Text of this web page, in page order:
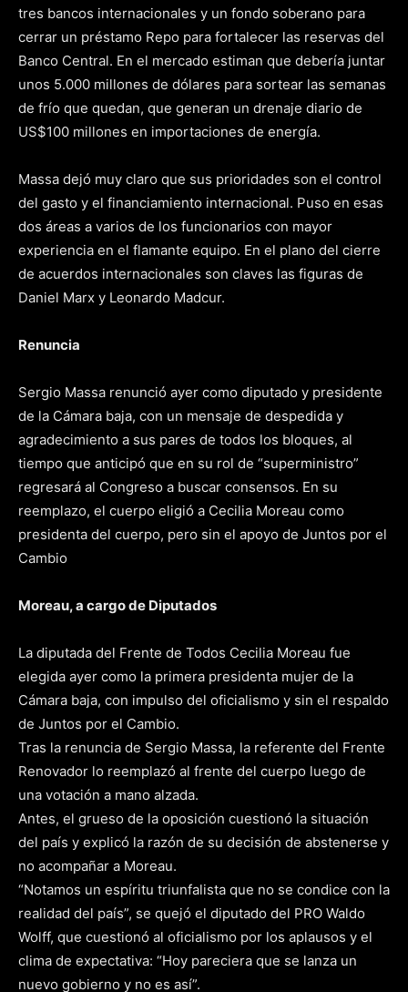
tres bancos internacionales y un fondo soberano para
cerrar un préstamo Repo para fortalecer las reservas del
Banco Central. En el mercado estiman que debería juntar
unos 5.000 millones de dólares para sortear las semanas
de frío que quedan, que generan un drenaje diario de
US$100 millones en importaciones de energía.
Massa dejó muy claro que sus prioridades son el control
del gasto y el financiamiento internacional. Puso en esas
dos áreas a varios de los funcionarios con mayor
experiencia en el flamante equipo. En el plano del cierre
de acuerdos internacionales son claves las figuras de
Daniel Marx y Leonardo Madcur.
Renuncia
Sergio Massa renunció ayer como diputado y presidente
de la Cámara baja, con un mensaje de despedida y
agradecimiento a sus pares de todos los bloques, al
tiempo que anticipó que en su rol de “superministro”
regresará al Congreso a buscar consensos. En su
reemplazo, el cuerpo eligió a Cecilia Moreau como
presidenta del cuerpo, pero sin el apoyo de Juntos por el
Cambio
Moreau, a cargo de Diputados
La diputada del Frente de Todos Cecilia Moreau fue
elegida ayer como la primera presidenta mujer de la
Cámara baja, con impulso del oficialismo y sin el respaldo
de Juntos por el Cambio.
Tras la renuncia de Sergio Massa, la referente del Frente
Renovador lo reemplazó al frente del cuerpo luego de
una votación a mano alzada.
Antes, el grueso de la oposición cuestionó la situación
del país y explicó la razón de su decisión de abstenerse y
no acompañar a Moreau.
“Notamos un espíritu triunfalista que no se condice con la
realidad del país”, se quejó el diputado del PRO Waldo
Wolff, que cuestionó al oficialismo por los aplausos y el
clima de expectativa: “Hoy pareciera que se lanza un
nuevo gobierno y no es así”.